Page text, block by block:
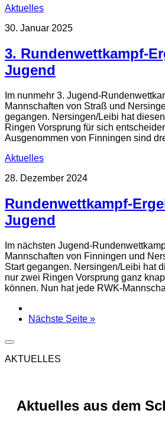
Aktuelles
30. Januar 2025
3. Rundenwettkampf-
Jugend
Im nunmehr 3. Jugend-
Mannschaften von Straß und
gegangen. Nersingen/Leibi hat
Ringen Vorsprung für sich
Ausgenommen von Finningen sind
Aktuelles
28. Dezember 2024
Rundenwettkampf-
Jugend
Im nächsten Jugend-
Mannschaften von Finningen und
Start gegangen. Nersingen/Leibi hat
nur zwei Ringen Vorsprung ganz
können. Nun hat jede RWK-
Nächste Seite »
AKTUELLES
Aktuelles aus dem